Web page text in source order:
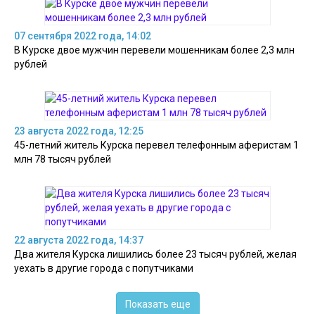
07 сентября 2022 года, 14:02
В Курске двое мужчин перевели мошенникам более 2,3 млн
рублей
23 августа 2022 года, 12:25
45-летний житель Курска перевел телефонным аферистам 1
млн 78 тысяч рублей
22 августа 2022 года, 14:37
Два жителя Курска лишились более 23 тысяч рублей, желая
уехать в другие города с попутчиками
Показать еще